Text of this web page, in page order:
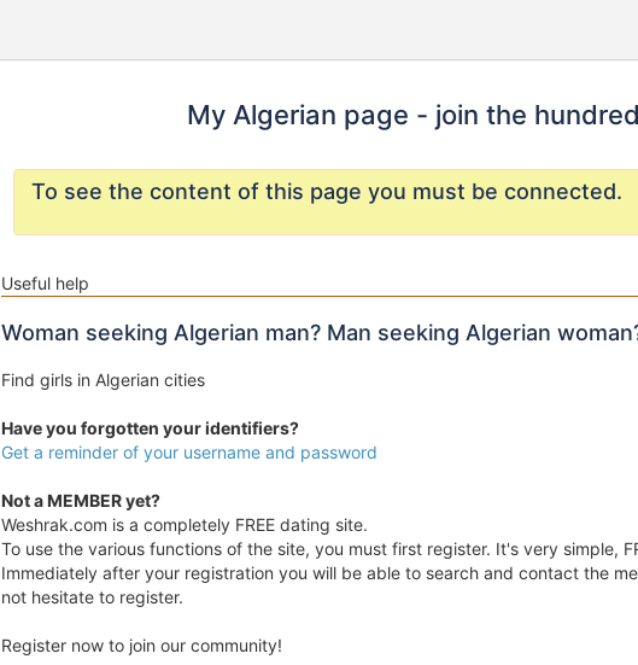
My Algerian page - join the
To see the content of this page you must be connected.
Useful help
Woman seeking Algerian man? Man seeking Algerian
Find girls in Algerian cities
Have you forgotten your identifiers?
Get a reminder of your username and password
Not a MEMBER yet?
Weshrak.com is a completely FREE dating site.
To use the various functions of the site, you must first register. It's very simple,
Immediately after your registration you will be able to search and contact the
not hesitate to register.
Register now to join our community!